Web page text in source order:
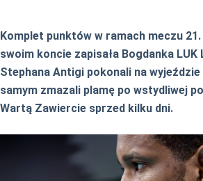
Komplet punktów w ramach meczu
swoim koncie zapisała Bogdanka
Stephana Antigi pokonali na
samym zmazali plamę po wstydliwej
Wartą Zawiercie sprzed kilku dni.